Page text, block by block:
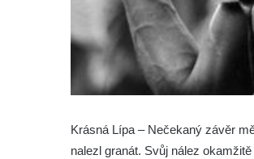
Krásná Lípa – Nečekaný závěr
nalezl granát. Svůj nález